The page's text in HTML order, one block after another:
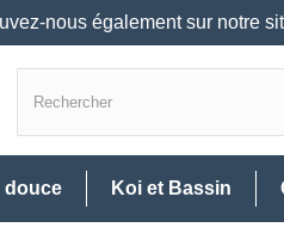
nous également sur notre
douce Koi et Bassin